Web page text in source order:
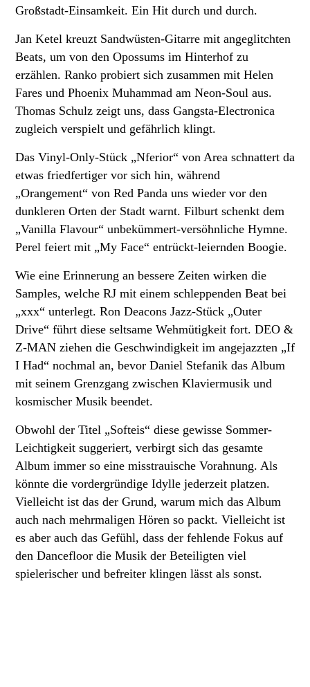
Großstadt-Einsamkeit. Ein Hit durch und durch.
Jan Ketel kreuzt Sandwüsten-Gitarre mit angeglitchten
Beats, um von den Opossums im Hinterhof zu
erzählen. Ranko probiert sich zusammen mit Helen
Fares und Phoenix Muhammad am Neon-Soul aus.
Thomas Schulz zeigt uns, dass Gangsta-Electronica
zugleich verspielt und gefährlich klingt.
Das Vinyl-Only-Stück „Nferior“ von Area schnattert da
etwas friedfertiger vor sich hin, während
„Orangement“ von Red Panda uns wieder vor den
dunkleren Orten der Stadt warnt. Filburt schenkt dem
„Vanilla Flavour“ unbekümmert-versöhnliche Hymne.
Perel feiert mit „My Face“ entrückt-leiernden Boogie.
Wie eine Erinnerung an bessere Zeiten wirken die
Samples, welche RJ mit einem schleppenden Beat bei
„xxx“ unterlegt. Ron Deacons Jazz-Stück „Outer
Drive“ führt diese seltsame Wehmütigkeit fort. DEO &
Z-MAN ziehen die Geschwindigkeit im angejazzten „If
I Had“ nochmal an, bevor Daniel Stefanik das Album
mit seinem Grenzgang zwischen Klaviermusik und
kosmischer Musik beendet.
Obwohl der Titel „Softeis“ diese gewisse Sommer-
Leichtigkeit suggeriert, verbirgt sich das gesamte
Album immer so eine misstrauische Vorahnung. Als
könnte die vordergründige Idylle jederzeit platzen.
Vielleicht ist das der Grund, warum mich das Album
auch nach mehrmaligen Hören so packt. Vielleicht ist
es aber auch das Gefühl, dass der fehlende Fokus auf
den Dancefloor die Musik der Beteiligten viel
spielerischer und befreiter klingen lässt als sonst.